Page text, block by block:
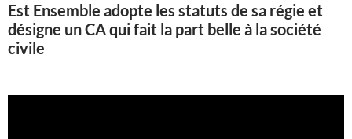
Est Ensemble adopte les statuts de sa régie et
désigne un CA qui fait la part belle à la société
civile